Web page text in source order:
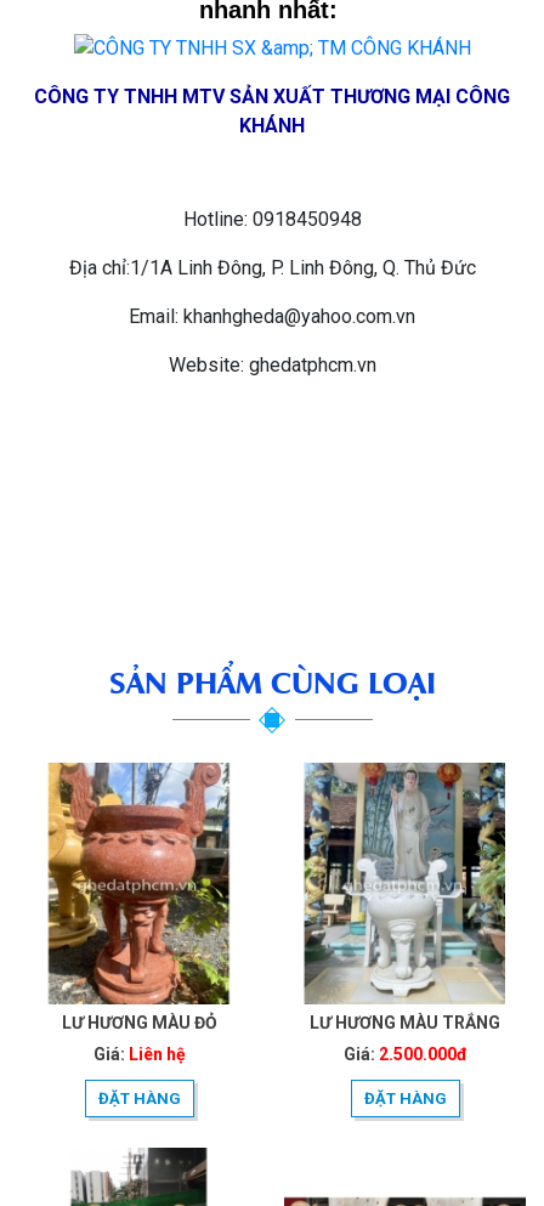
nhanh nhất:
CÔNG TY TNHH MTV SẢN XUẤT THƯƠNG MẠI CÔNG
KHÁNH
Hotline: 0918450948
Địa chỉ:1/1A Linh Đông, P. Linh Đông, Q. Thủ Đức
Email: khanhgheda@yahoo.com.vn
Website: ghedatphcm.vn
SẢN PHẨM CÙNG LOẠI
LƯ HƯƠNG MÀU ĐỎ
Giá: Liên hệ
ĐẶT HÀNG
LƯ HƯƠNG MÀU TRẮNG
Giá: 2.500.000đ
ĐẶT HÀNG